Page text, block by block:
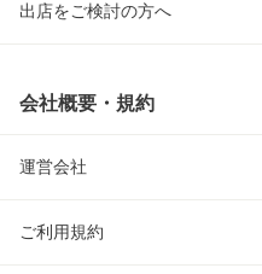
出店をご検討の方へ
会社概要・規約
運営会社
ご利用規約